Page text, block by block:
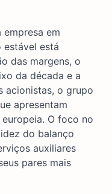
empresa em
estável está
das margens, o
da década e a
acionistas, o grupo
apresentam
O foco no
do balanço
auxiliares
pares mais